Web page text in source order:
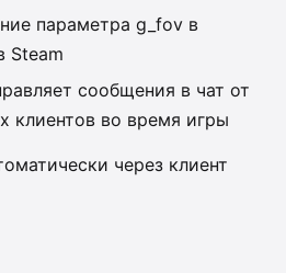
параметра g_fov в
Steam
сообщения в чат от
клиентов во время игры
через клиент